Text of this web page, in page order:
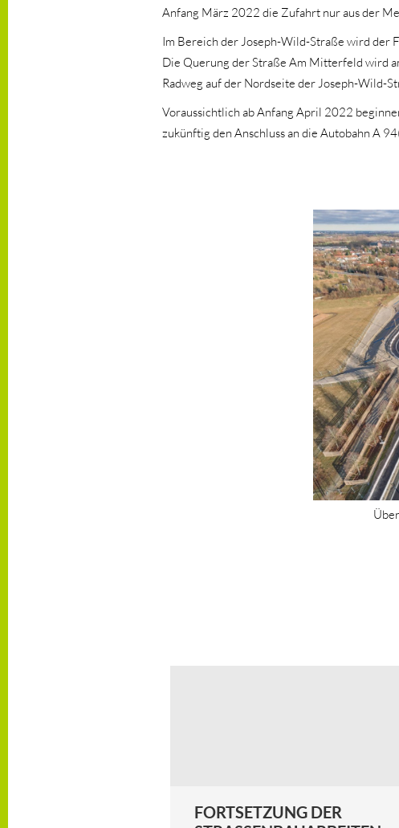
Anfang März 2022 die Zufahrt nur aus der
Im Bereich der Joseph-Wild-Straße wird der
Die Querung der Straße Am Mitterfeld wird
Radweg auf der Nordseite der Joseph-Wild-
Voraussichtlich ab Anfang April 2022
zukünftig den Anschluss an die Autobahn A
FORTSETZUNG DER